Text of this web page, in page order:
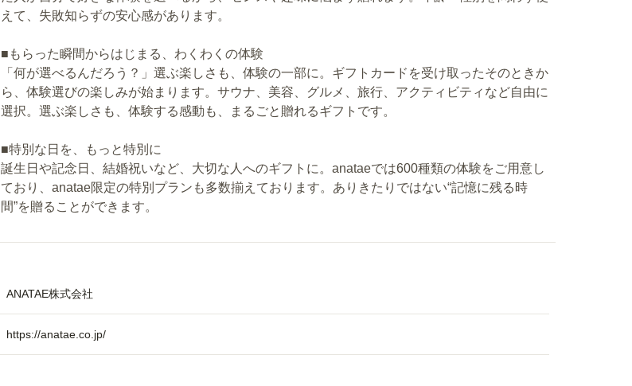
えて、失敗知らずの安心感があります。
■もらった瞬間からはじまる、わくわくの体験
「何が選べるんだろう？」選ぶ楽しさも、体験の一部に。ギフトカードを受け取ったそのときか
ら、体験選びの楽しみが始まります。サウナ、美容、グルメ、旅行、アクティビティなど自由に
選択。選ぶ楽しさも、体験する感動も、まるごと贈れるギフトです。
■特別な日を、もっと特別に
誕生日や記念日、結婚祝いなど、大切な人へのギフトに。anataeでは600種類の体験をご用意し
ており、anatae限定の特別プランも多数揃えております。ありきたりではない“記憶に残る時
間”を贈ることができます。
ANATAE株式会社
https://anatae.co.jp/